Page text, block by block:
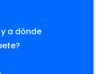
a dónde